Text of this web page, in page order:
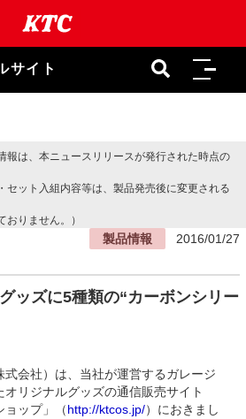
サイト
報は、本ニュースリリースが発行された時点の
セット入組内容等は、製品発売後に変更される
おりません。）
製品情報 2016/01/27
ッズに5種類の“カーボンシリー
式会社）は、当社が運営するガレージ
リジナルグッズの通信販売サイト
ョップ」（http://ktcos.jp/）におきまし